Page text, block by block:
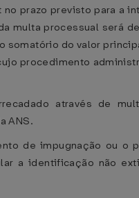
no prazo previsto para a
multa processual será
somatório do valor
procedimento
através de
ANS.
de impugnação ou o
a identificação não